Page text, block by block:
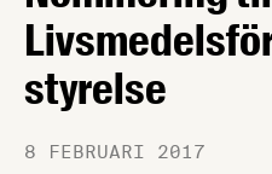
styrelse
8 FEBRUARI 2017